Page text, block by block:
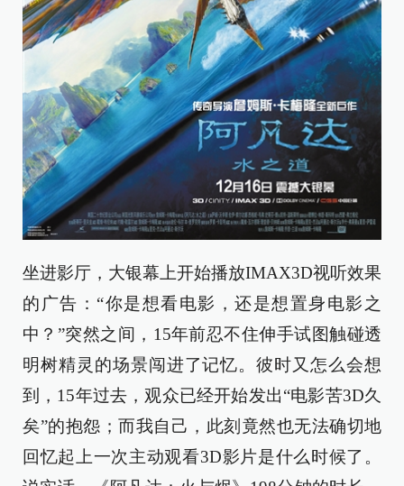
坐进影厅，大银幕上开始播放IMAX3D视听效果
的广告：“你是想看电影，还是想置身电影之
中？”突然之间，15年前忍不住伸手试图触碰透
明树精灵的场景闯进了记忆。彼时又怎么会想
到，15年过去，观众已经开始发出“电影苦3D久
矣”的抱怨；而我自己，此刻竟然也无法确切地
回忆起上一次主动观看3D影片是什么时候了。